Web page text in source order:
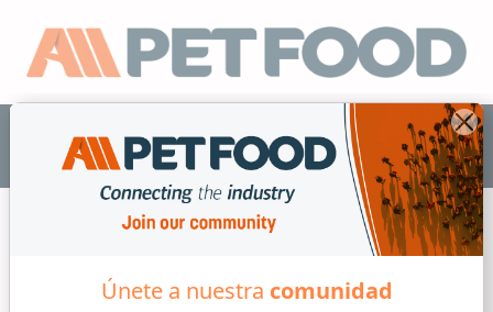
Únete a nuestra comunidad
ES